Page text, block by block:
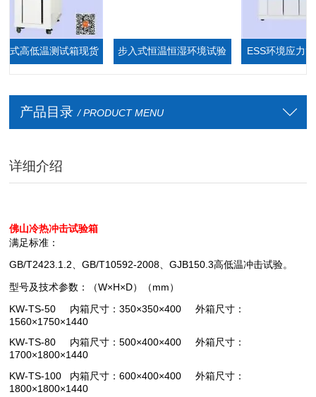
低温测试箱现货 步入式恒温恒湿环境试验 ESS环境应力筛选
产品目录 / PRODUCT MENU
详细介绍
佛山冷热冲击试验箱
满足标准：
GB/T2423.1.2、GB/T10592-2008、GJB150.3高低温冲击试验。
型号及技术参数：（W×H×D）（mm）
KW-TS-50 内箱尺寸：350×350×400
外箱尺寸：
1560×1750×1440
KW-TS-80 内箱尺寸：500×400×400
外箱尺寸：
1700×1800×1440
KW-TS-100 内箱尺寸：600×400×400
外箱尺寸：
1800×1800×1440